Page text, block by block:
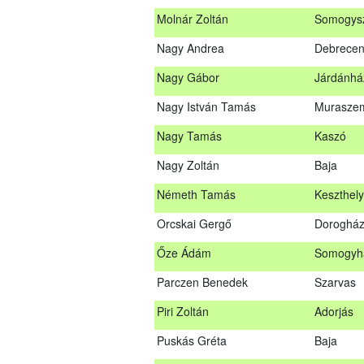
Molnár Zoltán
Nagy Andrea
Debrecen
Nagy Gábor
Nagy István Tamás
Nagy Tamás
Kaszó
Nagy Zoltán
Baja
Németh Tamás
Keszthely
Orcskai Gergő
Őze Ádám
Parczen Benedek
Szarvas
Piri Zoltán
Adorjás
Puskás Gréta
Baja
Mihalóczki Krisztián
Molnár Zoltán
Nagy Andrea
Nagy Gábor
Nagy István Tamás
Nagy Tamás
Kaszó
Nagy Zoltán
Baja
Nárai István
Sárvár
Németh Tamás
Orcskai Gergő
Őze Ádám
Parczen Benedek
Szarvas